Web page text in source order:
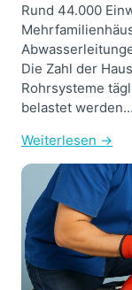
Rund 44.000
Die Zahl der
Rohrsysteme
belastet
Weiterlesen →